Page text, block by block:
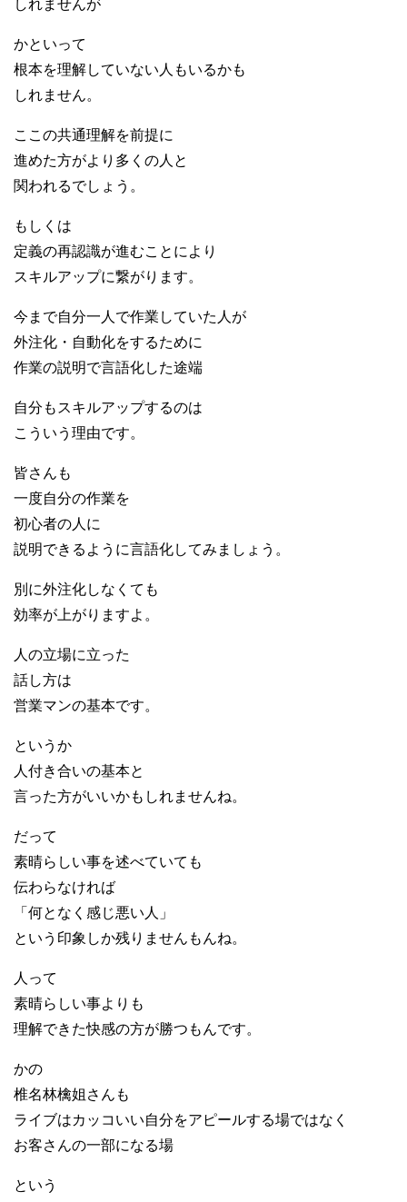
しれませんが
かといって
根本を理解していない人もいるかも
しれません。
ここの共通理解を前提に
進めた方がより多くの人と
関われるでしょう。
もしくは
定義の再認識が進むことにより
スキルアップに繋がります。
今まで自分一人で作業していた人が
外注化・自動化をするために
作業の説明で言語化した途端
自分もスキルアップするのは
こういう理由です。
皆さんも
一度自分の作業を
初心者の人に
説明できるように言語化してみましょう。
別に外注化しなくても
効率が上がりますよ。
人の立場に立った
話し方は
営業マンの基本です。
というか
人付き合いの基本と
言った方がいいかもしれませんね。
だって
素晴らしい事を述べていても
伝わらなければ
「何となく感じ悪い人」
という印象しか残りませんもんね。
人って
素晴らしい事よりも
理解できた快感の方が勝つもんです。
かの
椎名林檎姐さんも
ライブはカッコいい自分をアピールする場ではなく
お客さんの一部になる場
という